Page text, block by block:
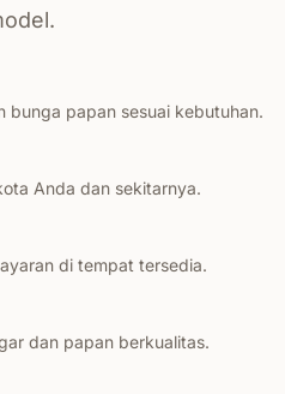
bunga papan sesuai kebutuhan.
Anda dan sekitarnya.
di tempat tersedia.
dan papan berkualitas.